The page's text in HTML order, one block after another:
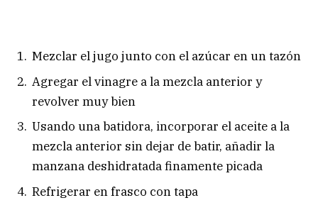
Mezclar el jugo junto con el azúcar en un tazón
Agregar el vinagre a la mezcla anterior y
revolver muy bien
Usando una batidora, incorporar el aceite a la
mezcla anterior sin dejar de batir, añadir la
manzana deshidratada finamente picada
Refrigerar en frasco con tapa